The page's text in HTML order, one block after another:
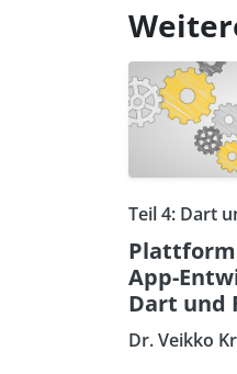
Teil 4: Dart
App-
Dart und
Dr. Veikko